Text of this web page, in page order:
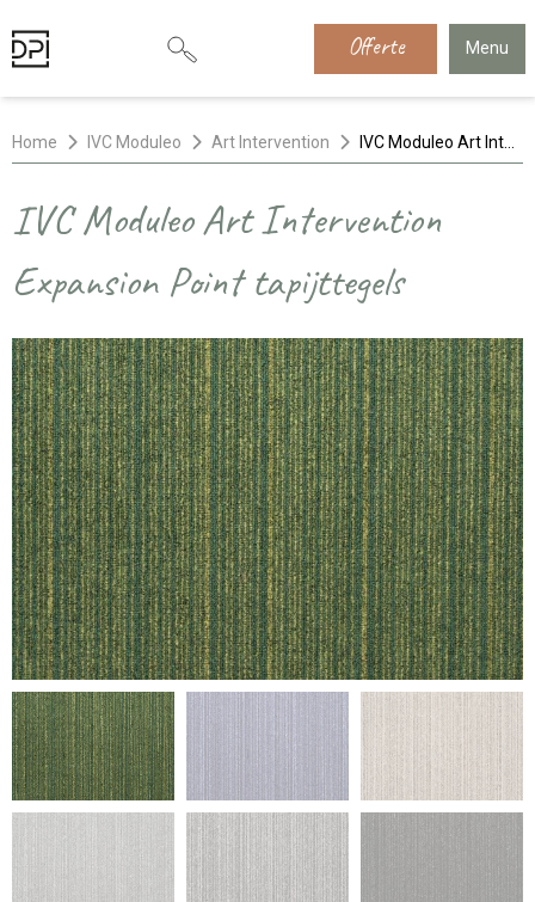
Offerte Menu
Home IVC Moduleo Art Intervention
IVC Moduleo Art Intervention
Expansion Point tapijttegels